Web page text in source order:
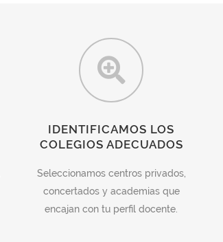
IDENTIFICAMOS LOS
COLEGIOS ADECUADOS
Seleccionamos centros privados,
concertados y academias que
encajan con tu perfil docente.